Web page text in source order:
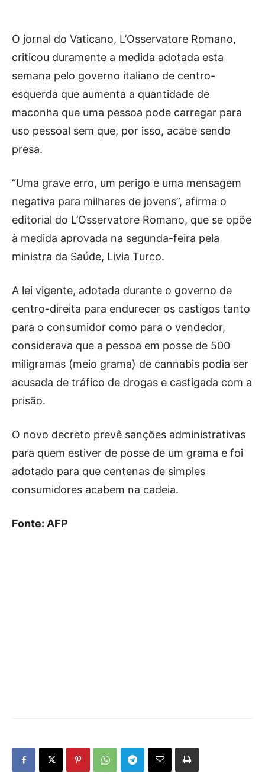
O jornal do Vaticano, L’Osservatore Romano,
criticou duramente a medida adotada esta
semana pelo governo italiano de centro-
esquerda que aumenta a quantidade de
maconha que uma pessoa pode carregar para
uso pessoal sem que, por isso, acabe sendo
presa.
“Uma grave erro, um perigo e uma mensagem
negativa para milhares de jovens”, afirma o
editorial do L’Osservatore Romano, que se opõe
à medida aprovada na segunda-feira pela
ministra da Saúde, Livia Turco.
A lei vigente, adotada durante o governo de
centro-direita para endurecer os castigos tanto
para o consumidor como para o vendedor,
considerava que a pessoa em posse de 500
miligramas (meio grama) de cannabis podia ser
acusada de tráfico de drogas e castigada com a
prisão.
O novo decreto prevê sanções administrativas
para quem estiver de posse de um grama e foi
adotado para que centenas de simples
consumidores acabem na cadeia.
Fonte: AFP